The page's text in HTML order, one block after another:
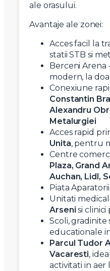
ale orasului.
Avantaje ale zonei:
Acces facil la
statii STB si
Berceni Arena
modern, la
Conexiune
Constantin
Alexandru
Metalurgiei
Acces rapid
Unita, pentru
Centre
Plaza, Grand
Auchan, Lidl,
Piata
Unitati
Arseni si clinici
Scoli, gradinite
educationale
Parcul Tudor
Vacaresti,
activitati in aer